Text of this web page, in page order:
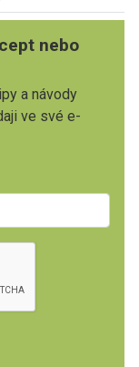
nebo
a návody
ve své e-